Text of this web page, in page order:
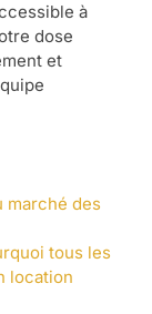
à
dose
et
marché des
tous les
location